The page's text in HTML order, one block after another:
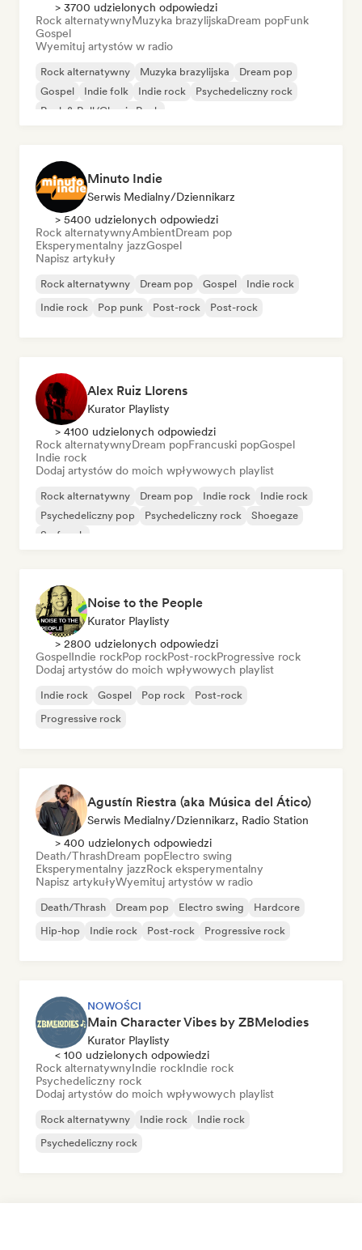
> 3700 udzielonych odpowiedzi
Rock alternatywnyMuzyka brazylijskaDream popFunk
Gospel
Wyemituj artystów w radio
Rock alternatywny Muzyka brazylijska
Dream pop
Gospel
Indie folk Indie rock
Psychedeliczny rock
Rock & Roll/Classic Rock
Minuto Indie
Serwis Medialny/Dziennikarz
> 5400 udzielonych odpowiedzi
Rock alternatywnyAmbientDream pop
Eksperymentalny jazzGospel
Napisz artykuły
Rock alternatywny Dream pop Gospel
Indie rock
Indie rock
Pop punk Post-rock Post-rock
Alex Ruiz Llorens
Kurator Playlisty
> 4100 udzielonych odpowiedzi
Rock alternatywnyDream popFrancuski popGospel
Indie rock
Dodaj artystów do moich wpływowych playlist
Rock alternatywny Dream pop Indie rock
Indie rock
Psychedeliczny pop
Psychedeliczny rock
Shoegaze
Surf rock
Noise to the People
Kurator Playlisty
> 2800 udzielonych odpowiedzi
GospelIndie rockPop rockPost-rockProgressive rock
Dodaj artystów do moich wpływowych playlist
Indie rock Gospel Pop rock
Post-rock
Progressive rock
Agustín Riestra (aka Música del Ático)
Serwis Medialny/Dziennikarz, Radio Station
> 400 udzielonych odpowiedzi
Death/ThrashDream popElectro swing
Eksperymentalny jazzRock eksperymentalny
Napisz artykułyWyemituj artystów w radio
Death/Thrash Dream pop Electro swing
Hardcore
Hip-hop
Indie rock Post-rock Progressive rock
NOWOŚCI
Main Character Vibes by ZBMelodies
Kurator Playlisty
< 100 udzielonych odpowiedzi
Rock alternatywnyIndie rockIndie rock
Psychedeliczny rock
Dodaj artystów do moich wpływowych playlist
Rock alternatywny Indie rock
Indie rock
Psychedeliczny rock